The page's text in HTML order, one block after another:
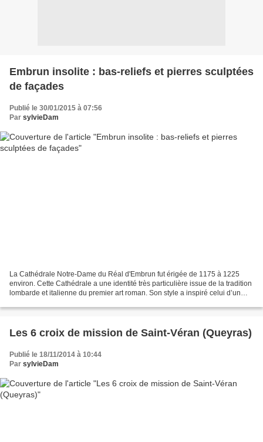
Embrun insolite : bas-reliefs et pierres sculptées
de façades
Publié le 30/01/2015 à 07:56
Par sylvieDam
La Cathédrale Notre-Dame du Réal d'Embrun fut érigée de 1175 à 1225
environ. Cette Cathédrale a une identité très particulière issue de la tradition
lombarde et italienne du premier art roman. Son style a inspiré celui d’un
Les 6 croix de mission de Saint-Véran (Queyras)
Publié le 18/11/2014 à 10:44
Par sylvieDam